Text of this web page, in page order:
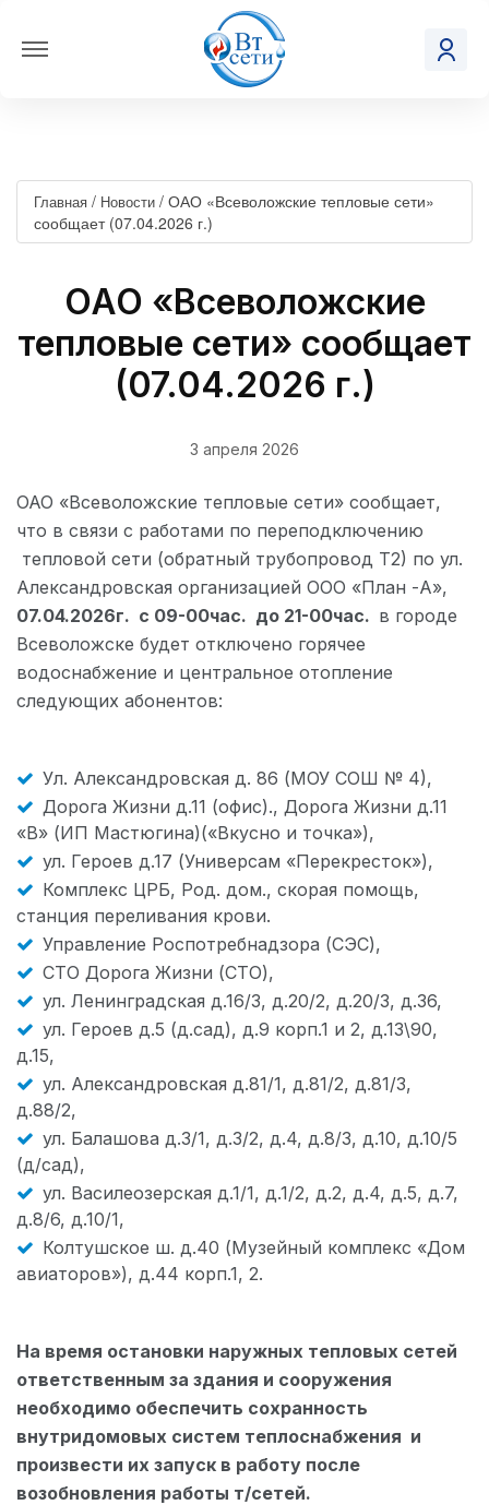
Главная / Новости / ОАО «Всеволожские тепловые сети»
сообщает (07.04.2026 г.)
ОАО «Всеволожские
тепловые сети» сообщает
(07.04.2026 г.)
3 апреля 2026
ОАО «Всеволожские тепловые сети» сообщает,
что в связи с работами по переподключению
тепловой сети (обратный трубопровод Т2) по ул.
Александровская организацией ООО «План -А»,
07.04.2026г. с 09-00час. до 21-00час. в городе
Всеволожске будет отключено горячее
водоснабжение и центральное отопление
следующих абонентов:
Ул. Александровская д. 86 (МОУ СОШ № 4),
Дорога Жизни д.11 (офис)., Дорога Жизни д.11
«В» (ИП Мастюгина)(«Вкусно и точка»),
ул. Героев д.17 (Универсам «Перекресток»),
Комплекс ЦРБ, Род. дом., скорая помощь,
станция переливания крови.
Управление Роспотребнадзора (СЭС),
СТО Дорога Жизни (СТО),
ул. Ленинградская д.16/3, д.20/2, д.20/3, д.36,
ул. Героев д.5 (д.сад), д.9 корп.1 и 2, д.13\90,
д.15,
ул. Александровская д.81/1, д.81/2, д.81/3,
д.88/2,
ул. Балашова д.3/1, д.3/2, д.4, д.8/3, д.10, д.10/5
(д/сад),
ул. Василеозерская д.1/1, д.1/2, д.2, д.4, д.5, д.7,
д.8/6, д.10/1,
Колтушское ш. д.40 (Музейный комплекс «Дом
авиаторов»), д.44 корп.1, 2.
На время остановки наружных тепловых сетей
ответственным за здания и сооружения
необходимо обеспечить сохранность
внутридомовых систем теплоснабжения и
произвести их запуск в работу после
возобновления работы т/сетей.